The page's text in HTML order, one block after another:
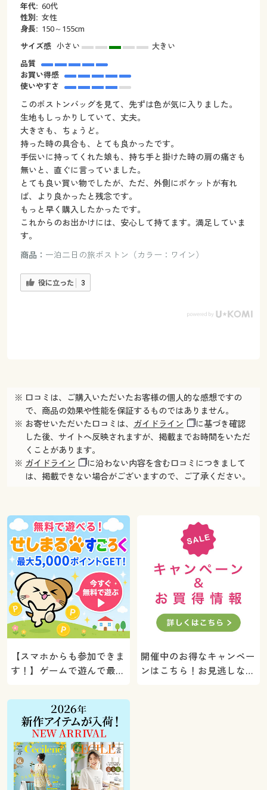
年代: 60代
性別: 女性
身長: 150～155cm
サイズ感 小さい
大きい
品質
お買い得感
使いやすさ
このボストンバッグを見て、先ずは色が気に入りました。
生地もしっかりしていて、丈夫。
大きさも、ちょうど。
持った時の具合も、とても良かったです。
手伝いに持ってくれた娘も、持ち手と掛けた時の肩の痛さも
無いと、直ぐに言っていました。
とても良い買い物でしたが、ただ、外側にポケットが有れ
ば、より良かったと残念です。
もっと早く購入したかったです。
これからのお出かけには、安心して持てます。満足していま
す。
商品： 一泊二日の旅ボストン（カラー：ワイン）
役に立った 3
※ 口コミは、ご購入いただいたお客様の個人的な感想ですの
で、商品の効果や性能を保証するものではありません。
※ お寄せいただいた口コミは、 ガイドライン
に基づき確認
した後、サイトへ反映されますが、掲載までお時間をいただ
くことがあります。
※ ガイドライン
に沿わない内容を含む口コミにつきまして
は、掲載できない場合がございますので、ご了承ください。
【スマホからも参加できま
す！】ゲームで遊んで最大
ト！
開催中のお得なキャンペー
ンはこちら！お見逃しな